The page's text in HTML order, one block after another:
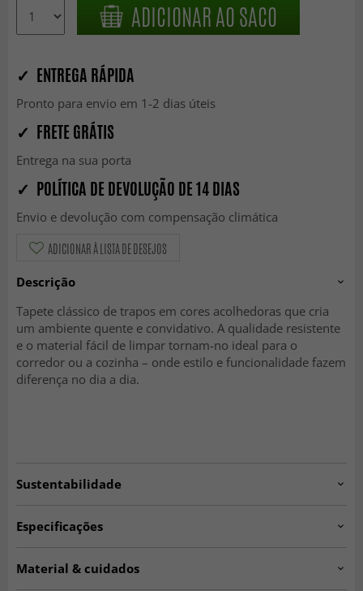
ADICIONAR AO SACO
✓ ENTREGA RÁPIDA
Pronto para envio em 1-2 dias úteis
✓ FRETE GRÁTIS
Entrega na sua porta
✓ POLÍTICA DE DEVOLUÇÃO DE 14 DIAS
Envio e devolução com compensação climática
ADICIONAR À LISTA DE DESEJOS
Descrição
Tapete clássico de trapos em cores acolhedoras que cria
um ambiente quente e convidativo. A qualidade resistente
e o material fácil de limpar tornam-no ideal para o
corredor ou a cozinha – onde estilo e funcionalidade fazem
diferença no dia a dia.
Sustentabilidade
Especificações
Material & cuidados